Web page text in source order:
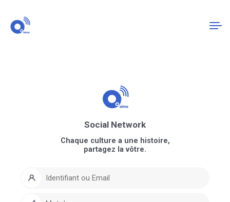
Social Network
Chaque culture a une histoire,
partagez la vôtre.